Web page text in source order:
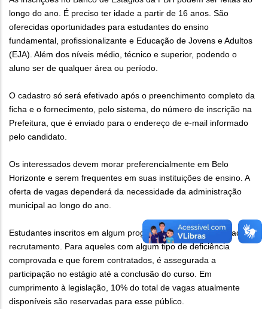
longo do ano. É preciso ter idade a partir de 16 anos. São
oferecidas oportunidades para estudantes do ensino
fundamental, profissionalizante e Educação de Jovens e Adultos
(EJA). Além dos níveis médio, técnico e superior, podendo o
aluno ser de qualquer área ou período.
O cadastro só será efetivado após o preenchimento completo da
ficha e o fornecimento, pelo sistema, do número de inscrição na
Prefeitura, que é enviado para o endereço de e-mail informado
pelo candidato.
Os interessados devem morar preferencialmente em Belo
Horizonte e serem frequentes em suas instituições de ensino. A
oferta de vagas dependerá da necessidade da administração
municipal ao longo do ano.
Estudantes inscritos em algum programa social têm prioridade no
recrutamento. Para aqueles com algum tipo de deficiência
comprovada e que forem contratados, é assegurada a
participação no estágio até a conclusão do curso. Em
cumprimento à legislação, 10% do total de vagas atualmente
disponíveis são reservadas para esse público.